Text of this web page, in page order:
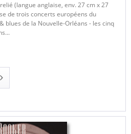
(langue anglaise, env. 27 cm x 27
de trois concerts européens du
blues de la Nouvelle-Orléans - les cinq